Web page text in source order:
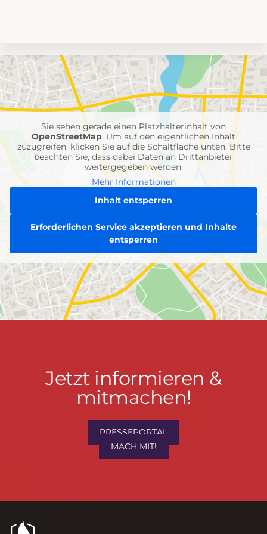
Umgebungskarte
mit
Feuerwehr-
Einheiten
Sie sehen gerade einen Platzhalterinhalt von
OpenStreetMap. Um auf den eigentlichen Inhalt
zuzugreifen, klicken Sie auf die Schaltfläche unten. Bitte
beachten Sie, dass dabei Daten an Drittanbieter
weitergegeben werden.
Mehr Informationen
Inhalt entsperren
Erforderlichen Service akzeptieren und Inhalte
entsperren
Jetzt
informieren
mitmachen!
Jetzt informieren &
mitmachen!
PRESSEPORTAL
MACH MIT!